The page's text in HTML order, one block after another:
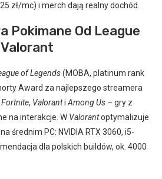
zł/mc) i merch dają realny dochód.
Pokimane Od League
of Legends(MOBA, platinum rank
Award za najlepszego streamera
Fortnite, Valoranti Among Us – gry z
na interakcje. W Valorantoptymalizuje
średnim PC: NVIDIA RTX 3060, i5-
dla polskich buildów, ok. 4000